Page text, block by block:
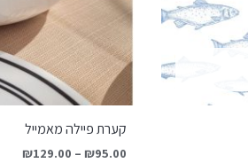
קערת פיילה מאמייל
₪95.00
–
₪129.00